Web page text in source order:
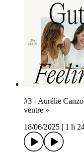
#3 - Aurélie
ventre »
18/06/2025
1 h